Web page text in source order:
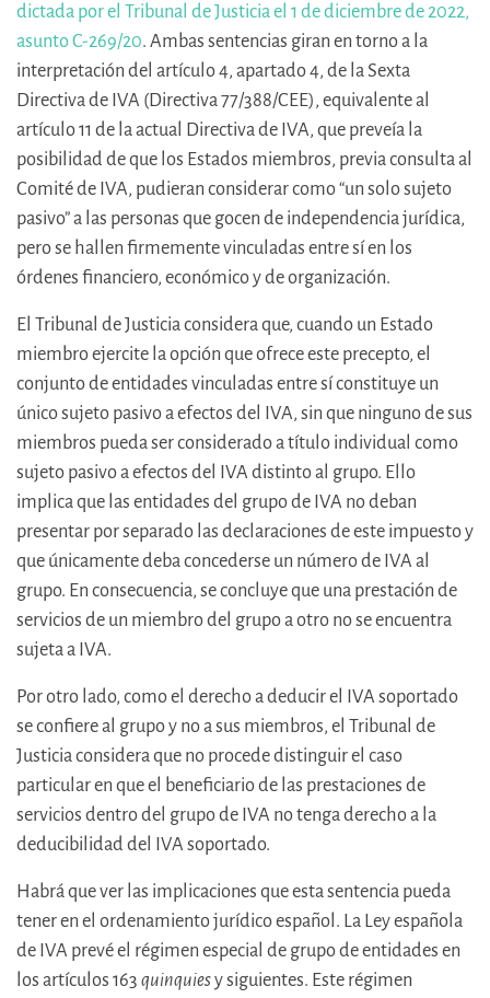
dictada por el Tribunal de Justicia el 1 de diciembre de 2022,
asunto C-269/20. Ambas sentencias giran en torno a la
interpretación del artículo 4, apartado 4, de la Sexta
Directiva de IVA (Directiva 77/388/CEE), equivalente al
artículo 11 de la actual Directiva de IVA, que preveía la
posibilidad de que los Estados miembros, previa consulta al
Comité de IVA, pudieran considerar como “un solo sujeto
pasivo” a las personas que gocen de independencia jurídica,
pero se hallen firmemente vinculadas entre sí en los
órdenes financiero, económico y de organización.
El Tribunal de Justicia considera que, cuando un Estado
miembro ejercite la opción que ofrece este precepto, el
conjunto de entidades vinculadas entre sí constituye un
único sujeto pasivo a efectos del IVA, sin que ninguno de sus
miembros pueda ser considerado a título individual como
sujeto pasivo a efectos del IVA distinto al grupo. Ello
implica que las entidades del grupo de IVA no deban
presentar por separado las declaraciones de este impuesto y
que únicamente deba concederse un número de IVA al
grupo. En consecuencia, se concluye que una prestación de
servicios de un miembro del grupo a otro no se encuentra
sujeta a IVA.
Por otro lado, como el derecho a deducir el IVA soportado
se confiere al grupo y no a sus miembros, el Tribunal de
Justicia considera que no procede distinguir el caso
particular en que el beneficiario de las prestaciones de
servicios dentro del grupo de IVA no tenga derecho a la
deducibilidad del IVA soportado.
Habrá que ver las implicaciones que esta sentencia pueda
tener en el ordenamiento jurídico español. La Ley española
de IVA prevé el régimen especial de grupo de entidades en
los artículos 163 quinquiesy siguientes. Este régimen